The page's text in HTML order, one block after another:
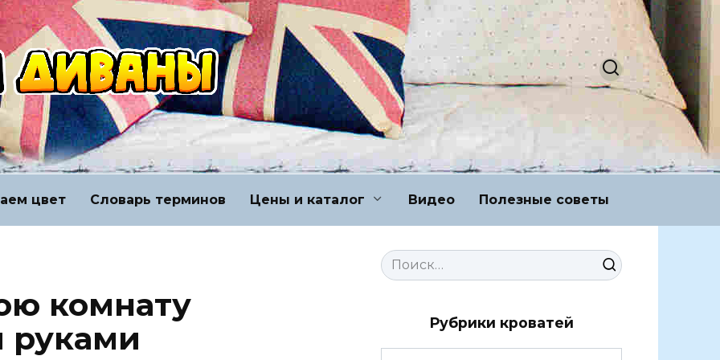
цвет Словарь терминов Цены и каталог Видео Полезные советы
комнату
руками
Search
for:
Рубрики кроватей